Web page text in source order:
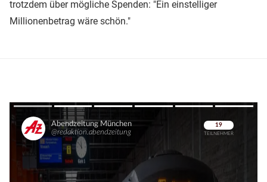
trotzdem über mögliche Spenden: "Ein einstelliger
Millionenbetrag wäre schön."
Überspringen